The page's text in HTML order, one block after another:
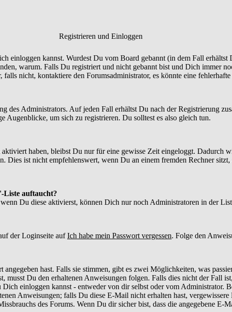
Registrieren und Einloggen
einloggen kannst. Wurdest Du vom Board gebannt (in dem Fall erhältst
warum. Falls Du registriert und nicht gebannt bist und Dich immer
nicht, kontaktiere den Forumsadministrator, es könnte eine
des Administrators. Auf jeden Fall erhältst Du nach der Registrierung
um sich zu registrieren. Du solltest es also gleich tun.
haben, bleibst Du nur für eine gewisse Zeit eingeloggt. Dadurch
Dies ist nicht empfehlenswert, wenn Du an einem fremden Rechner
Liste auftaucht?
Du diese aktivierst, können Dich nur noch Administratoren in der
der Loginseite aufIch habe mein Passwort vergessen. Folge den
hast. Falls sie stimmen, gibt es zwei Möglichkeiten, was
musst Du den erhaltenen Anweisungen folgen. Falls dies nicht der Fall
einloggen kannst - entweder von dir selbst oder vom Administrator.
Anweisungen; falls Du diese E-Mail nicht erhalten hast,
des Forums. Wenn Du dir sicher bist, dass die angegebene E-